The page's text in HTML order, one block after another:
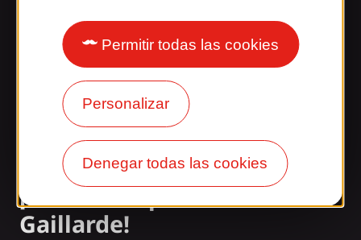
Permitir todas las cookies
Personalizar
Denegar todas las cookies
Nuestros horarios
Acceso y transporte
Nuestros folletos
Nuestro blog
¡Únete a la pandilla
Gaillarde!